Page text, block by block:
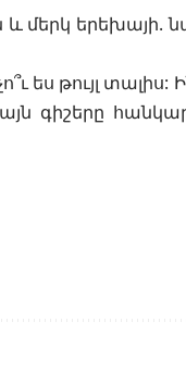
մերկ երեխայի.
թույլ տալիս:
գիշերը